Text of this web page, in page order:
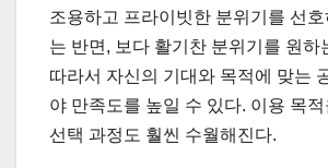
조용하고 프라이빗한 분위기를 선
는 반면, 보다 활기찬 분위기를 원하
따라서 자신의 기대와 목적에 맞는
야 만족도를 높일 수 있다. 이용 목
선택 과정도 훨씬 수월해진다.